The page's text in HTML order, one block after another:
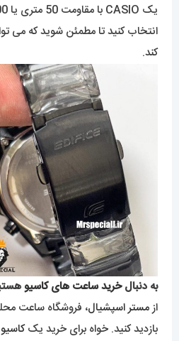
انتخاب کنید تا مطمئن شوید که می
کند.
به دنبالخرید ساعت های کاسیو
ازمستر اسپشیال، فروشگاه ساعت
بازدید کنید. خواه برای خرید یککاسیو